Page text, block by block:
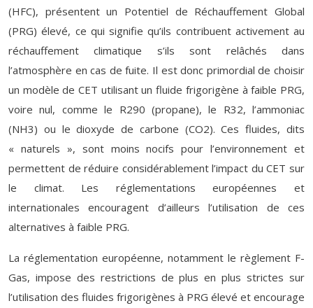
(HFC), présentent un Potentiel de Réchauffement Global
(PRG) élevé, ce qui signifie qu’ils contribuent activement au
réchauffement climatique s’ils sont relâchés dans
l’atmosphère en cas de fuite. Il est donc primordial de choisir
un modèle de CET utilisant un fluide frigorigène à faible PRG,
voire nul, comme le R290 (propane), le R32, l’ammoniac
(NH3) ou le dioxyde de carbone (CO2). Ces fluides, dits
« naturels », sont moins nocifs pour l’environnement et
permettent de réduire considérablement l’impact du CET sur
le climat. Les réglementations européennes et
internationales encouragent d’ailleurs l’utilisation de ces
alternatives à faible PRG.
La réglementation européenne, notamment le règlement F-
Gas, impose des restrictions de plus en plus strictes sur
l’utilisation des fluides frigorigènes à PRG élevé et encourage